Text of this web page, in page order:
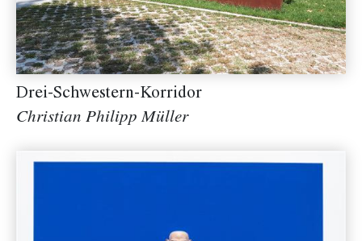
Drei-Schwestern-Korridor
Christian Philipp Müller